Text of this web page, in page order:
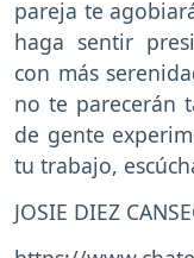
pareja te
haga sentir
con más
no te parecerán
de gente
tu trabajo,
JOSIE DIEZ